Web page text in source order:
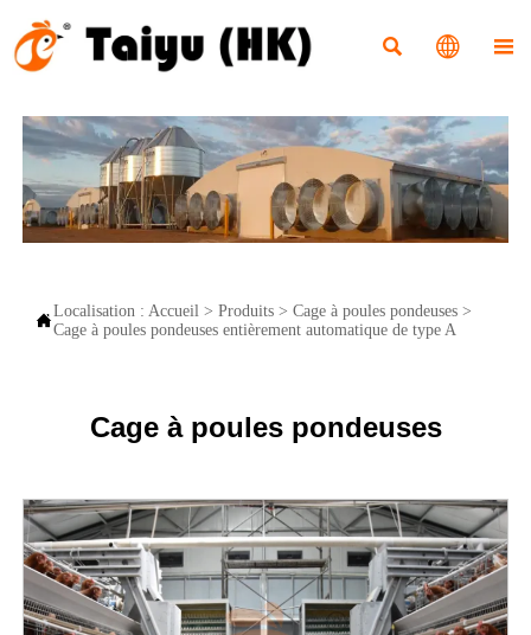
  
Localisation : Accueil > Produits> Cage à poules pondeuses>
Cage à poules pondeuses entièrement automatique de type A
Cage à poules pondeuses